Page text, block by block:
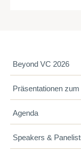
Beyond VC 2026
Präsentationen
Agenda
Speakers &